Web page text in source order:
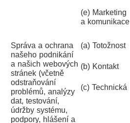
(e) Marketing
a komunikace
Správa a ochrana
našeho podnikání
a našich webových
stránek (včetně
odstraňování
problémů, analýzy
dat, testování,
údržby systému,
podpory, hlášení a
(a) Totožnost
(b) Kontakt
(c) Technická